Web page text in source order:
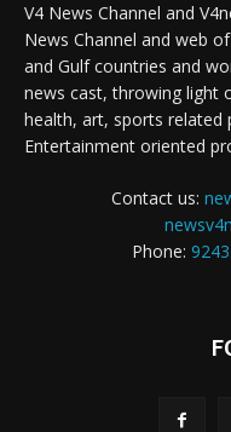
V4 News Channel and
News Channel and web
and Gulf countries and
news cast, throwing light
health, art, sports related
Entertainment oriented
Contact us:
Phone: